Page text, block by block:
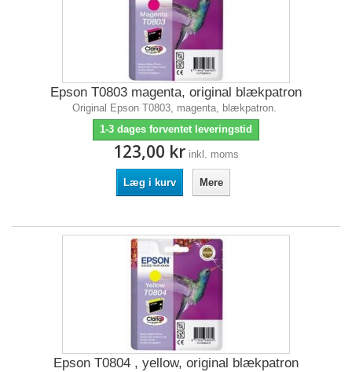
Epson T0803 magenta, original blækpatron
Original Epson T0803, magenta, blækpatron.
1-3 dages forventet leveringstid
123,00 kr inkl. moms
Læg i kurv Mere
Epson T0804 , yellow, original blækpatron